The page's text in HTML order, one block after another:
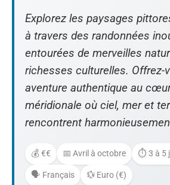
Explorez les paysages
à travers des randonnées
entourées de merveilles
richesses culturelles. Offrez-
aventure authentique au
méridionale où ciel, mer et
rencontrent
💰 €€ 📅 Avril à octobre ⏱️ 3 à 5
🗣️ Français 💱 Euro (€)